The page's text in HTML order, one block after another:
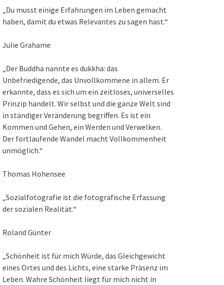
„Du musst einige Erfahrungen im Leben gemacht
haben, damit du etwas Relevantes zu sagen hast.“
Julie Grahame
„Der Buddha nannte es dukkha: das
Unbefriedigende, das Unvollkommene in allem. Er
erkannte, dass es sich um ein zeitloses, universelles
Prinzip handelt. Wir selbst und die ganze Welt sind
in ständiger Veränderung begriffen. Es ist ein
Kommen und Gehen, ein Werden und Verwelken.
Der fortlaufende Wandel macht Vollkommenheit
unmöglich.“
Thomas Hohensee
„Sozialfotografie ist die fotografische Erfassung
der sozialen Realität.“
Roland Günter
„Schönheit ist für mich Würde, das Gleichgewicht
eines Ortes und des Lichts, eine starke Präsenz im
Leben. Wahre Schönheit liegt für mich nicht in